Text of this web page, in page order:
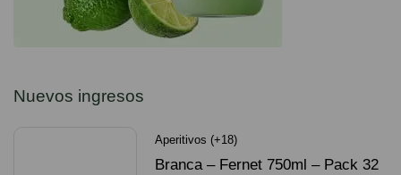
Nuevos ingresos
Aperitivos (+18)
Branca – Fernet 750ml – Pack 32